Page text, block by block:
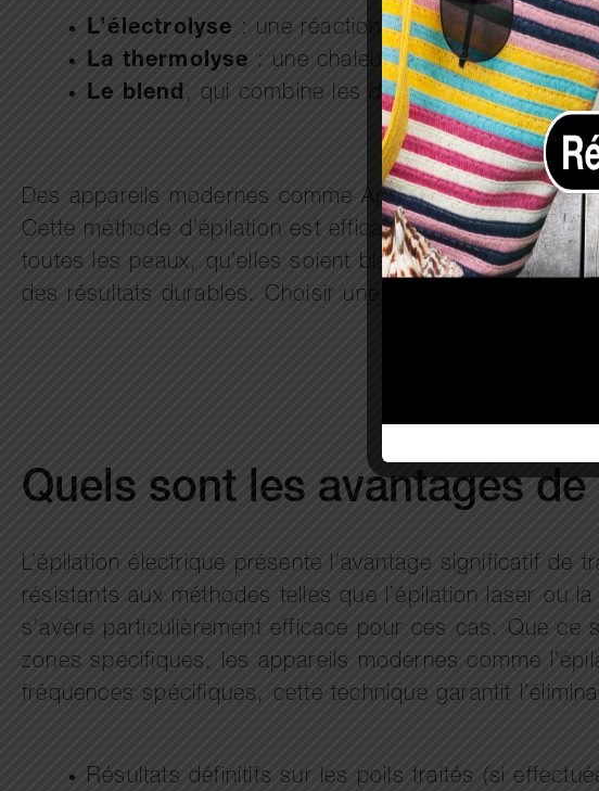
L’électrolyse : une réaction chimique grâce à
La thermolyse : une chaleur rapide générée
Le blend , qui combine les deux pour un effet
Des appareils modernes comme Apilus permettent
Cette méthode d’épilation est efficace pour toutes les
toutes les peaux, qu’elles soient blanches, mates ou
des résultats durables. Choisir une séance d’épilation
Quels sont les avantages
L’épilation électrique présente l’avantage significatif
résistants aux méthodes telles que l’épilation laser ou
s’avère particulièrement efficace pour ces cas. Que
zones spécifiques, les appareils modernes comme
fréquences spécifiques, cette technique garantit
Résultats définitifs sur les poils traités (si